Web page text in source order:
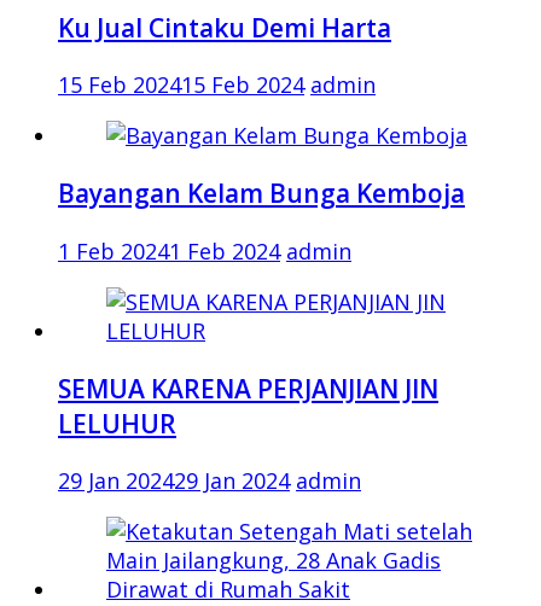
Ku Jual Cintaku Demi Harta
15 Feb 202415 Feb 2024 admin
Bayangan Kelam Bunga Kemboja
1 Feb 20241 Feb 2024 admin
SEMUA KARENA PERJANJIAN JIN
LELUHUR
29 Jan 202429 Jan 2024 admin